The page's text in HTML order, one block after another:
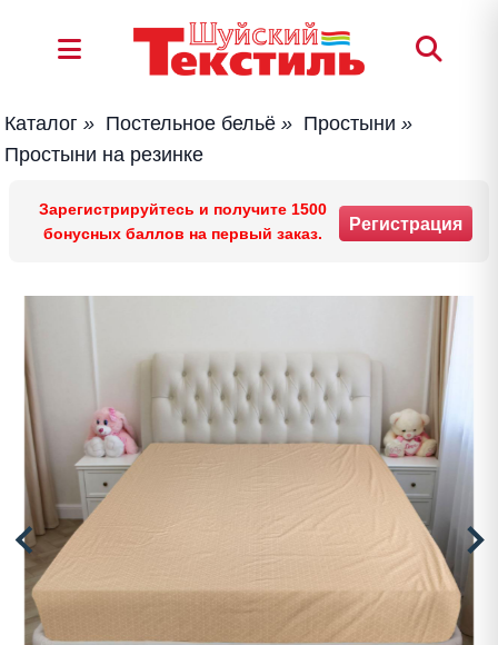
Каталог » Постельное бельё » Простыни »
Простыни на резинке
Зарегистрируйтесь и получите 1500
бонусных баллов на первый заказ.
Регистрация